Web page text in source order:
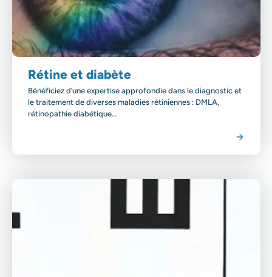
Rétine et diabète
Bénéficiez d’une expertise approfondie dans le diagnostic et
le traitement de diverses maladies rétiniennes : DMLA,
rétinopathie diabétique…